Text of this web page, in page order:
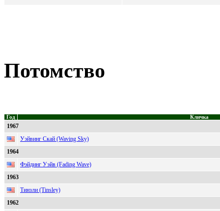
Потомство
Год Кличка
1967
Уэйвинг Скай (Waving Sky)
1964
Фэйдинг Уэйв (Fading Wave)
1963
Тинзли (Tinsley)
1962